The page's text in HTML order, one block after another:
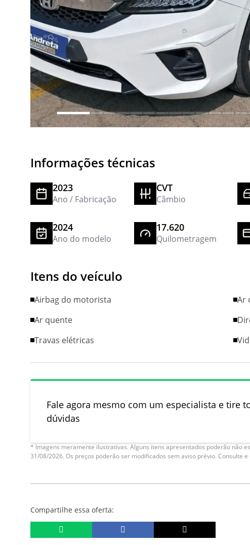
Informações técnicas
2023
Ano / Fabricação
CVT
Câmbio
2024
Ano do modelo
17.620
Quilometragem
Itens do veículo
Airbag do motorista
Ar
Ar quente
Travas elétricas
Fale agora mesmo com um especialista e tire
dúvidas
* Imagens meramente ilustrativas. Alguns itens apresentados poderão não
31/08/2026. Os preços poderão ser modificados sem aviso prévio. Consulte
Compartilhe essa oferta: